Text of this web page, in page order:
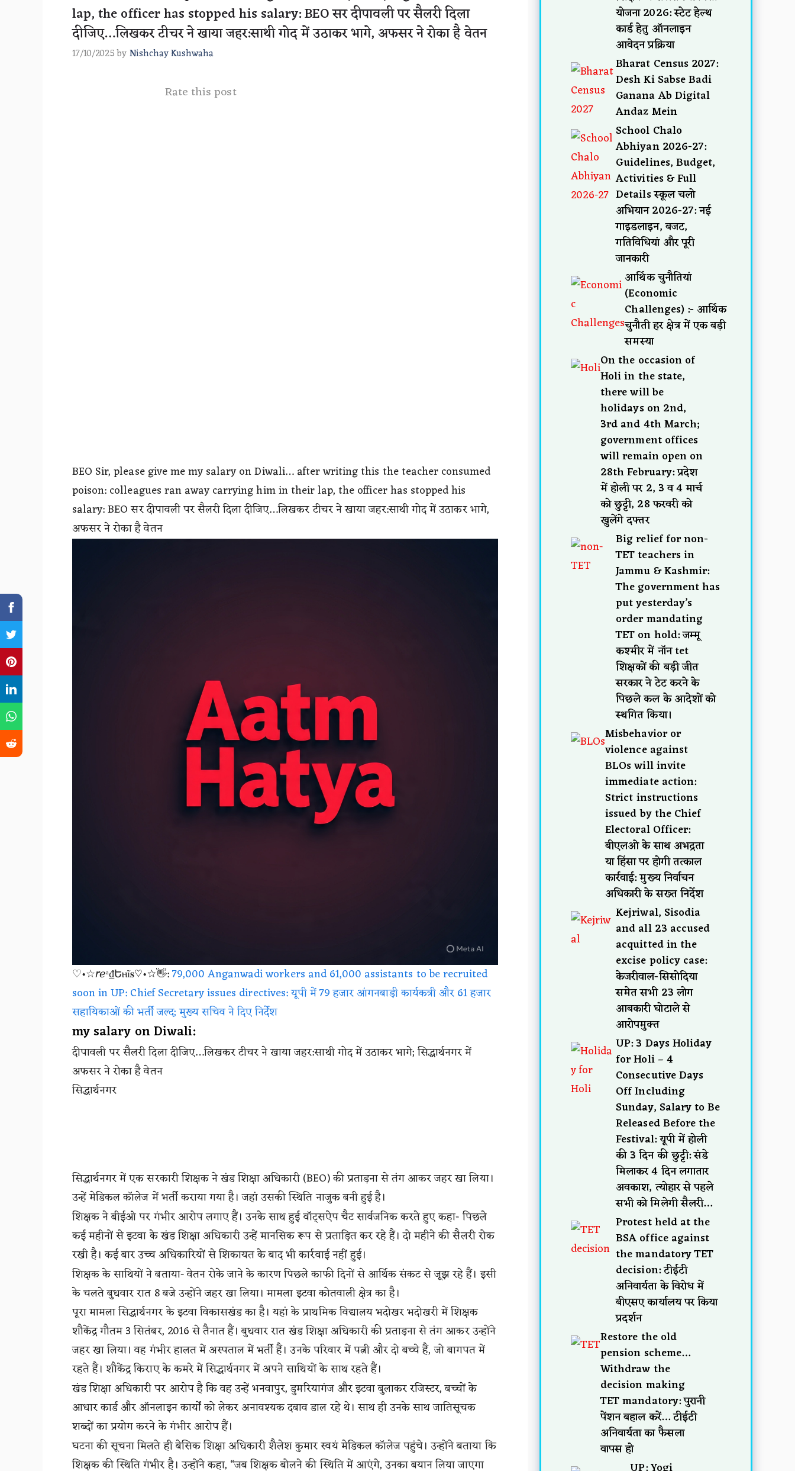
lap, the officer has stopped his salary: BEO सर दीपावली पर सैलरी दिला
दीजिए…लिखकर टीचर ने खाया जहर:साथी गोद में उठाकर भागे, अफसर ने रोका है वेतन
17/10/2025 byNishchay Kushwaha
Rate this post
BEO Sir, please give me my salary on Diwali… after writing this the teacher consumed
poison: colleagues ran away carrying him in their lap, the officer has stopped his
salary: BEO सर दीपावली पर सैलरी दिला दीजिए…लिखकर टीचर ने खाया जहर:साथी गोद में उठाकर भागे,
अफसर ने रोका है वेतन
♡•☆𝘳ℯᵃ₫Եⲏĩ𝐬♡•☆👋:79,000 Anganwadi workers and 61,000 assistants to be recruited
soon in UP: Chief Secretary issues directives: यूपी में 79 हजार आंगनबाड़ी कार्यकत्री और 61 हजार
सहायिकाओं की भर्ती जल्द; मुख्य सचिव ने दिए निर्देश
my salary on Diwali:
दीपावली पर सैलरी दिला दीजिए…लिखकर टीचर ने खाया जहर:साथी गोद में उठाकर भागे; सिद्धार्थनगर में
अफसर ने रोका है वेतन
सिद्धार्थनगर
सिद्धार्थनगर में एक सरकारी शिक्षक ने खंड शिक्षा अधिकारी (BEO) की प्रताड़ना से तंग आकर जहर खा लिया।
उन्हें मेडिकल कॉलेज में भर्ती कराया गया है। जहां उसकी स्थिति नाजुक बनी हुई है।
शिक्षक ने बीईओ पर गंभीर आरोप लगाए हैं। उनके साथ हुई वॉट्सऐप चैट सार्वजनिक करते हुए कहा- पिछले
कई महीनों से इटवा के खंड शिक्षा अधिकारी उन्हें मानसिक रूप से प्रताड़ित कर रहे हैं। दो महीने की सैलरी रोक
रखी है। कई बार उच्च अधिकारियों से शिकायत के बाद भी कार्रवाई नहीं हुई।
शिक्षक के साथियों ने बताया- वेतन रोके जाने के कारण पिछले काफी दिनों से आर्थिक संकट से जूझ रहे हैं। इसी
के चलते बुधवार रात 8 बजे उन्होंने जहर खा लिया। मामला इटवा कोतवाली क्षेत्र का है।
पूरा मामला सिद्धार्थनगर के इटवा विकासखंड का है। यहां के प्राथमिक विद्यालय भदोखर भदोखरी में शिक्षक
शौकेंद्र गौतम 3 सितंबर, 2016 से तैनात हैं। बुधवार रात खंड शिक्षा अधिकारी की प्रताड़ना से तंग आकर उन्होंने
जहर खा लिया। वह गंभीर हालत में अस्पताल में भर्ती हैं। उनके परिवार में पत्नी और दो बच्चे हैं, जो बागपत में
रहते हैं। शौकेंद्र किराए के कमरे में सिद्धार्थनगर में अपने साथियों के साथ रहते हैं।
खंड शिक्षा अधिकारी पर आरोप है कि वह उन्हें भनवापुर, डुमरियागंज और इटवा बुलाकर रजिस्टर, बच्चों के
आधार कार्ड और ऑनलाइन कार्यों को लेकर अनावश्यक दबाव डाल रहे थे। साथ ही उनके साथ जातिसूचक
शब्दों का प्रयोग करने के गंभीर आरोप हैं।
घटना की सूचना मिलते ही बेसिक शिक्षा अधिकारी शैलेश कुमार स्वयं मेडिकल कॉलेज पहुंचे। उन्होंने बताया कि
शिक्षक की स्थिति गंभीर है। उन्होंने कहा, “जब शिक्षक बोलने की स्थिति में आएंगे, उनका बयान लिया जाएगा
योजना 2026: स्टेट हेल्थ
कार्ड हेतु ऑनलाइन
आवेदन प्रक्रिया
Bharat Census 2027:
Desh Ki Sabse Badi
Ganana Ab Digital
Andaz Mein
School Chalo
Abhiyan 2026-27:
Guidelines, Budget,
Activities & Full
Details स्कूल चलो
अभियान 2026-27: नई
गाइडलाइन, बजट,
गतिविधियां और पूरी
जानकारी
आर्थिक चुनौतियां
(Economic
Challenges) :- आर्थिक
चुनौती हर क्षेत्र में एक बड़ी
समस्या
On the occasion of
Holi in the state,
there will be
holidays on 2nd,
3rd and 4th March;
government offices
will remain open on
28th February: प्रदेश
में होली पर 2, 3 व 4 मार्च
को छुट्टी, 28 फरवरी को
खुलेंगे दफ्तर
Big relief for non-
TET teachers in
Jammu & Kashmir:
The government has
put yesterday’s
order mandating
TET on hold: जम्मू
कश्मीर में नॉन tet
शिक्षकों की बड़ी जीत
सरकार ने टेट करने के
पिछले कल के आदेशों को
स्थगित किया।
Misbehavior or
violence against
BLOs will invite
immediate action:
Strict instructions
issued by the Chief
Electoral Officer:
बीएलओ के साथ अभद्रता
या हिंसा पर होगी तत्काल
कार्रवाई: मुख्य निर्वाचन
अधिकारी के सख्त निर्देश
Kejriwal, Sisodia
and all 23 accused
acquitted in the
excise policy case:
केजरीवाल-सिसोदिया
समेत सभी 23 लोग
आबकारी घोटाले से
आरोपमुक्त
UP: 3 Days Holiday
for Holi – 4
Consecutive Days
Off Including
Sunday, Salary to Be
Released Before the
Festival: यूपी में होली
की 3 दिन की छुट्टी: संडे
मिलाकर 4 दिन लगातार
अवकाश, त्योहार से पहले
सभी को मिलेगी सैलरी…
Protest held at the
BSA office against
the mandatory TET
decision: टीईटी
अनिवार्यता के विरोध में
बीएसए कार्यालय पर किया
प्रदर्शन
Restore the old
pension scheme…
Withdraw the
decision making
TET mandatory: पुरानी
पेंशन बहाल करें… टीईटी
अनिवार्यता का फैसला
वापस हो